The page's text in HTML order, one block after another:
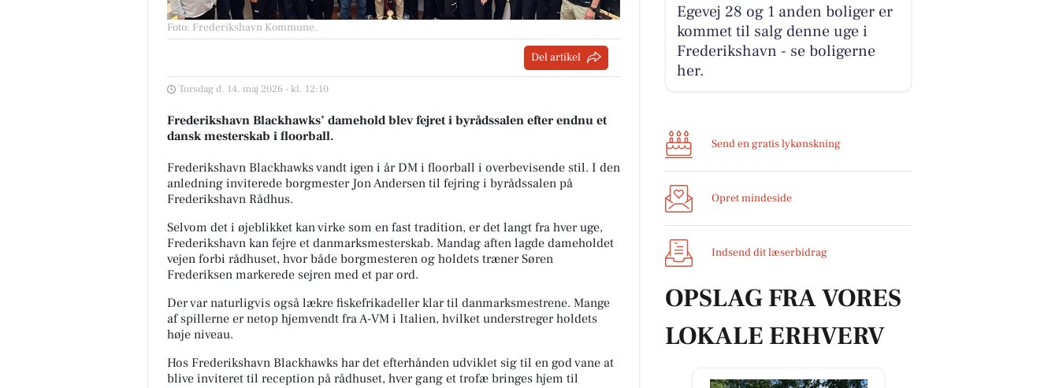
Foto: Frederikshavn Kommune.
Del artikel
Torsdag d. 14. maj 2026 - kl. 12:10
Frederikshavn Blackhawks’ damehold blev fejret i byrådssalen efter endnu et
dansk mesterskab i floorball.
Frederikshavn Blackhawks vandt igen i år DM i floorball i overbevisende stil. I den
anledning inviterede borgmester Jon Andersen til fejring i byrådssalen på
Frederikshavn Rådhus.
Selvom det i øjeblikket kan virke som en fast tradition, er det langt fra hver uge,
Frederikshavn kan fejre et danmarksmesterskab. Mandag aften lagde dameholdet
vejen forbi rådhuset, hvor både borgmesteren og holdets træner Søren
Frederiksen markerede sejren med et par ord.
Der var naturligvis også lækre fiskefrikadeller klar til danmarksmestrene. Mange
af spillerne er netop hjemvendt fra A-VM i Italien, hvilket understreger holdets
høje niveau.
Hos Frederikshavn Blackhawks har det efterhånden udviklet sig til en god vane at
blive inviteret til reception på rådhuset, hver gang et trofæ bringes hjem til
Egevej 28 og 1 anden boliger er
kommet til salg denne uge i
Frederikshavn - se boligerne
her.
Send en gratis lykønskning
Opret mindeside
Indsend dit læserbidrag
OPSLAG FRA VORES
LOKALE ERHVERV